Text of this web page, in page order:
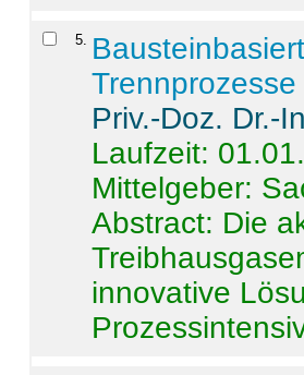
5
Trennprozesse
Priv.-Doz. Dr.-
Laufzeit:
Mittelgeber:
Abstract: Die
innovative